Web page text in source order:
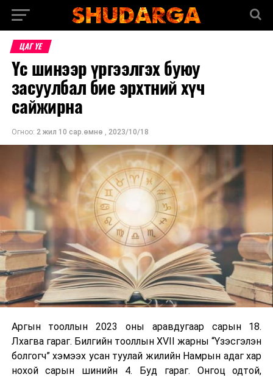
ЦАГ ҮЕ
Үс шинээр үргээлгэх буюу
засуулбал бие эрхтний хүч
сайжирна
Огноо: 2 жил 10 сар.өмнө , 2023/10/18
Аргын тооллын 2023 оны аравдугаар сарын 18.
Лхагва гараг. Билгийн тооллын XVII жарны “Үзэсгэлэн
болгогч” хэмээх усан туулай жилийн Намрын адаг хар
нохой сарын шинийн 4. Буд гараг. Онгоц одтой,